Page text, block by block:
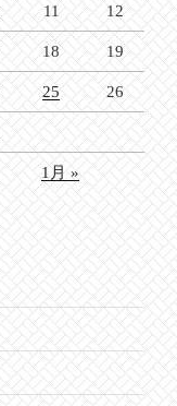
11 12
18 19
25 26
1月 »